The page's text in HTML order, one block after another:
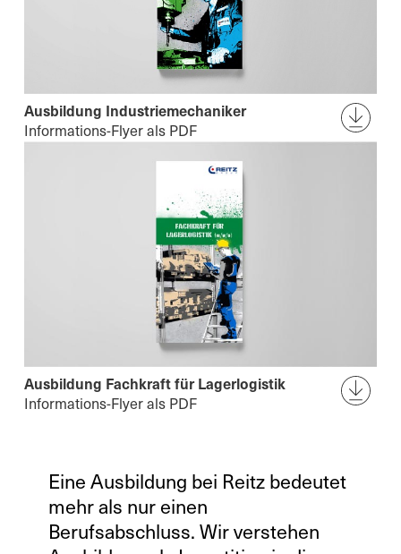
Ausbildung Industriemechaniker
Informations-Flyer als PDF
Ausbildung Fachkraft für Lagerlogistik
Informations-Flyer als PDF
Eine Ausbildung bei Reitz bedeutet
mehr als nur einen
Berufsabschluss. Wir verstehen